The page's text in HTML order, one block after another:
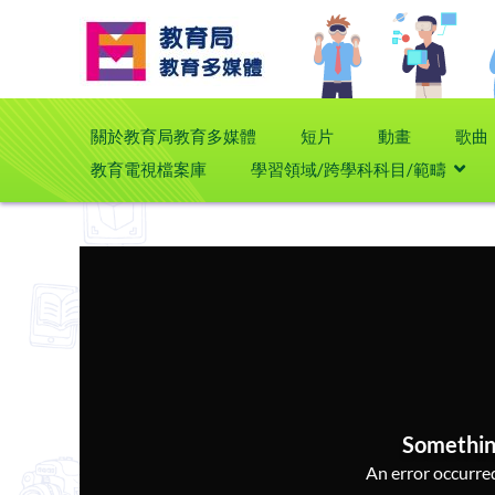
關於教育局教育多媒體 短片 動畫
歌曲
教育電視檔案庫
學習領域/跨學科科目/範疇
An error